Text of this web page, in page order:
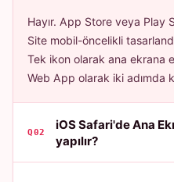
Hayır. App Store veya Play
Site mobil-öncelikli
Tek ikon olarak ana ekrana
Web App olarak iki adımda
Q02
iOS Safari'de Ana
yapılır?